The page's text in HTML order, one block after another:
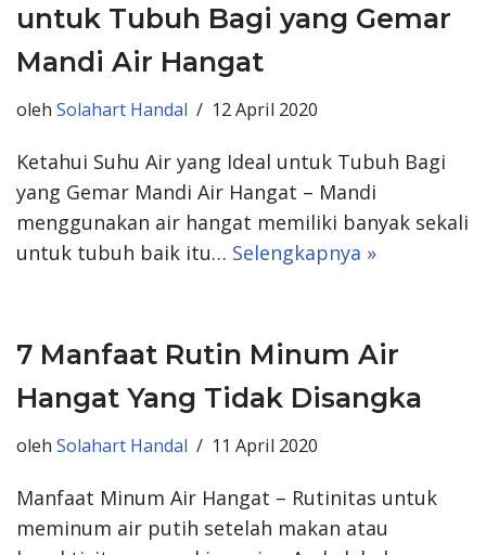
untuk Tubuh Bagi yang Gemar
Mandi Air Hangat
oleh Solahart Handal 12 April 2020
Ketahui Suhu Air yang Ideal untuk Tubuh Bagi
yang Gemar Mandi Air Hangat – Mandi
menggunakan air hangat memiliki banyak sekali
untuk tubuh baik itu… Selengkapnya »
7 Manfaat Rutin Minum Air
Hangat Yang Tidak Disangka
oleh Solahart Handal 11 April 2020
Manfaat Minum Air Hangat – Rutinitas untuk
meminum air putih setelah makan atau